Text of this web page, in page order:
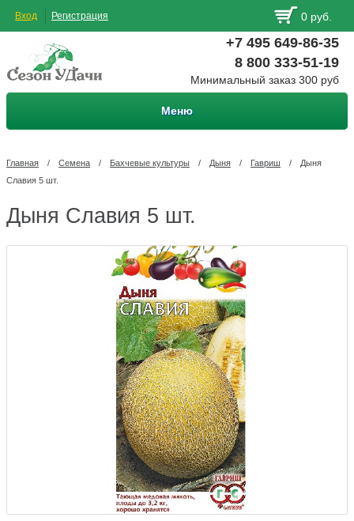
Вход Регистрация 0 руб.
+7 495 649-86-35
8 800 333-51-19
Минимальный заказ 300 руб
Меню
Главная / Семена / Бахчевые культуры / Дыня / Гавриш /
Дыня
Славия 5 шт.
Дыня Славия 5 шт.